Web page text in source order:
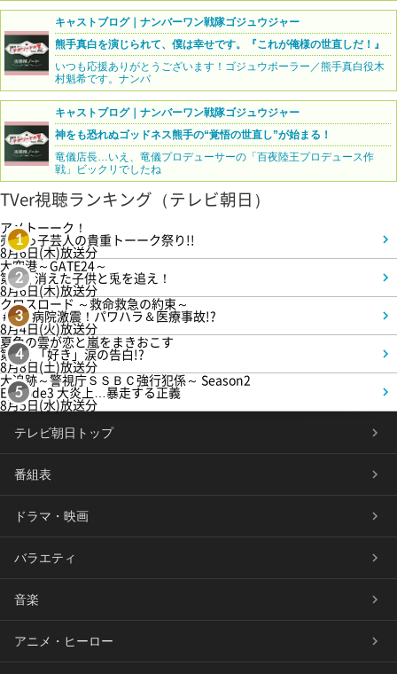
キャストブログ｜ナンバーワン戦隊ゴジュウジャー
熊手真白を演じられて、僕は幸せです。『これが俺様の世直しだ！』
いつも応援ありがとうございます！ゴジュウポーラー／熊手真白役木
村魁希です。ナンバ
キャストブログ｜ナンバーワン戦隊ゴジュウジャー
神をも恐れぬゴッドネス熊手の“覚悟の世直し”が始まる！
竜儀店長…いえ、竜儀プロデューサーの「百夜陸王プロデュース作
戦」ビックリでしたね
TVer視聴ランキング（テレビ朝日）
1
アメトーーク！
売れっ子芸人の貴重トーーク祭り!!
8月6日(木)放送分
2
大空港～GATE24～
第3話 消えた子供と兎を追え！
8月6日(木)放送分
3
クロスロード ～救命救急の約束～
＃5 病院激震！パワハラ＆医療事故!?
8月4日(火)放送分
4
夏色の雲が恋と嵐をまきおこす
第5話 「好き」涙の告白!?
8月8日(土)放送分
5
大追跡～警視庁ＳＳＢＣ強行犯係～ Season2
Episode3 大炎上…暴走する正義
8月5日(水)放送分
テレビ朝日トップ
番組表
ドラマ・映画
バラエティ
音楽
アニメ・ヒーロー